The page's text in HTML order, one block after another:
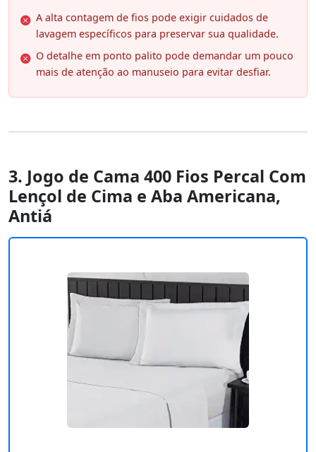
A alta contagem de fios pode exigir cuidados de
lavagem específicos para preservar sua qualidade.
O detalhe em ponto palito pode demandar um pouco
mais de atenção ao manuseio para evitar desfiar.
3. Jogo de Cama 400 Fios Percal Com
Lençol de Cima e Aba Americana,
Antiá